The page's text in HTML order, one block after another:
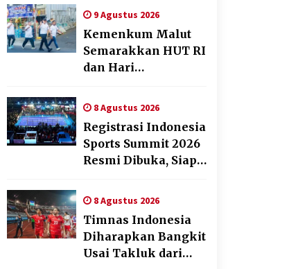
9 Agustus 2026
Kemenkum Malut
Semarakkan HUT RI
dan Hari
melalui Fun Walk di
Ternate
8 Agustus 2026
Registrasi Indonesia
Sports Summit 2026
Resmi Dibuka, Siap
Pengalaman Beyond
the Game
8 Agustus 2026
Timnas Indonesia
Diharapkan Bangkit
Usai Takluk dari